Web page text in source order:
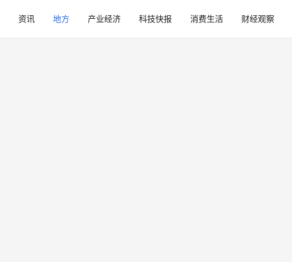
资讯 地方 产业经济 科技快报 消费生活 财经观察